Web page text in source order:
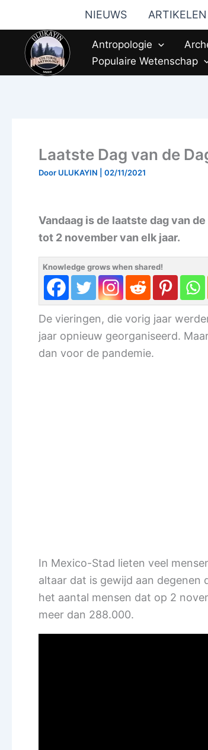
inhoud
NIEUWS ARTIKELEN
Antropologie
Populaire Wetenschap
Laatste Dag van de
Door ULUKAYIN 02/11/2021
Vandaag is de laatste dag van
tot 2 november van elk jaar.
Knowledge grows when shared!
De vieringen, die vorig jaar
jaar opnieuw georganiseerd.
dan voor de pandemie.
In Mexico-Stad lieten veel
altaar dat is gewijd aan degenen
het aantal mensen dat op 2
meer dan 288.000.